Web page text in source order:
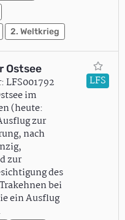
2. Weltkrieg
Ostsee
im
(heute:
zur
nach
zur
des
bei
ein Ausflug
LFS